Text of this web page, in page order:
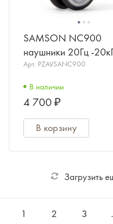
SAMSON NC900
наушники 20Гц -
драйвер диаметр
(ON) 115dB (OFF)
Арт. PZAVSANC900
В наличии
4 700 ₽
В корзину
Загрузить
1 2 3